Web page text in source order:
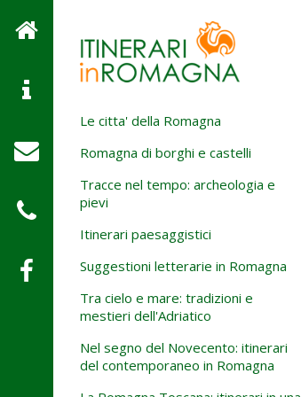
Le citta' della Romagna
Romagna di borghi e castelli
Tracce nel tempo: archeologia e
pievi
Itinerari paesaggistici
Suggestioni letterarie in Romagna
Tra cielo e mare: tradizioni e
mestieri dell'Adriatico
Nel segno del Novecento: itinerari
del contemporaneo in Romagna